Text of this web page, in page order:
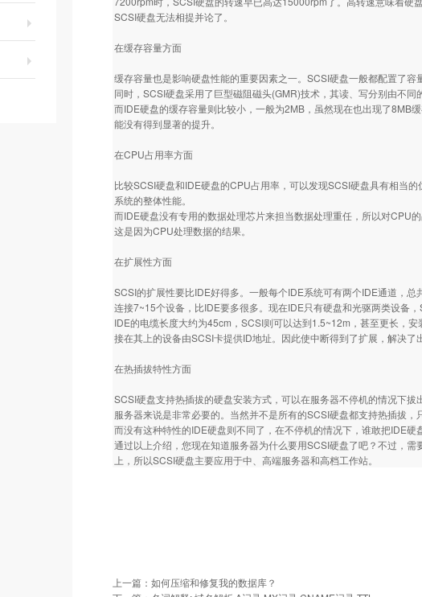
SCSI硬盘无法相提并论了。
在缓存容量方面
缓存容量也是影响硬盘性能的重要因素之一。SCSI硬盘一般都配置了
同时，SCSI硬盘采用了巨型磁阻磁头(GMR)技术，其读、写分别由不同
而IDE硬盘的缓存容量则比较小，一般为2MB，虽然现在也出现了8MB
能没有得到显著的提升。
在CPU占用率方面
比较SCSI硬盘和IDE硬盘的CPU占用率，可以发现SCSI硬盘具有相当
系统的整体性能。
而IDE硬盘没有专用的数据处理芯片来担当数据处理重任，所以对CPU
这是因为CPU处理数据的结果。
在扩展性方面
SCSI的扩展性要比IDE好得多。一般每个IDE系统可有两个IDE通道，
连接7~15个设备，比IDE要多很多。现在IDE只有硬盘和光驱两类设备，
IDE的电缆长度大约为45cm，SCSI则可以达到1.5~12m，甚至更长，
接在其上的设备由SCSI卡提供ID地址。因此使中断得到了扩展，解决了
在热插拔特性方面
SCSI硬盘支持热插拔的硬盘安装方式，可以在服务器不停机的情况下
服务器来说是非常必要的。当然并不是所有的SCSI硬盘都支持热插拔，
而没有这种特性的IDE硬盘则不同了，在不停机的情况下，谁敢把IDE硬
通过以上介绍，您现在知道服务器为什么要用SCSI硬盘了吧？不过，
上，所以SCSI硬盘主要应用于中、高端服务器和高档工作站。
上一篇： 如何压缩和修复我的数据库？